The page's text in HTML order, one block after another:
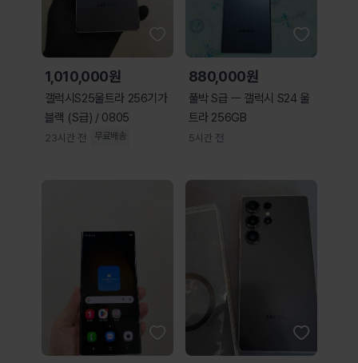
1,010,000원
갤럭시S25울트라 256기가
블랙 (S급) / 0805
23시간 전 무료배송
880,000원
풀박 S급 ㅡ 갤럭시 S24 울
트라 256GB
5시간 전